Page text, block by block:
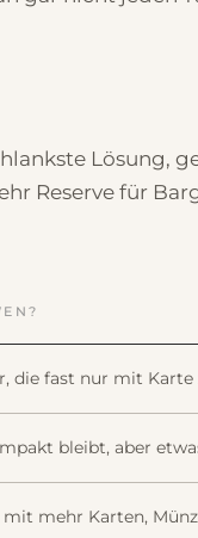
Lösung,
Reserve für
die fast nur mit Karte
bleibt, aber
mit mehr Karten,